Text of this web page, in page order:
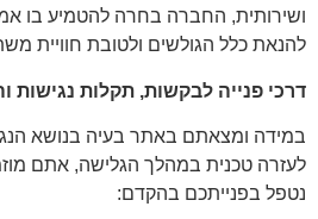
ושירותית, החברה בחרה להטמיע בו
להנאת כלל הגולשים ולטובת חוויית
דרכי פנייה לבקשות, תקלות נגישות
במידה ומצאתם באתר בעיה בנושא
לעזרה טכנית במהלך הגלישה, אתם
נטפל בפנייתכם בהקדם: